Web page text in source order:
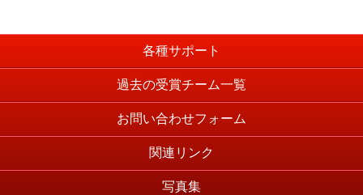
各種サポート
過去の受賞チーム一覧
お問い合わせフォーム
関連リンク
写真集